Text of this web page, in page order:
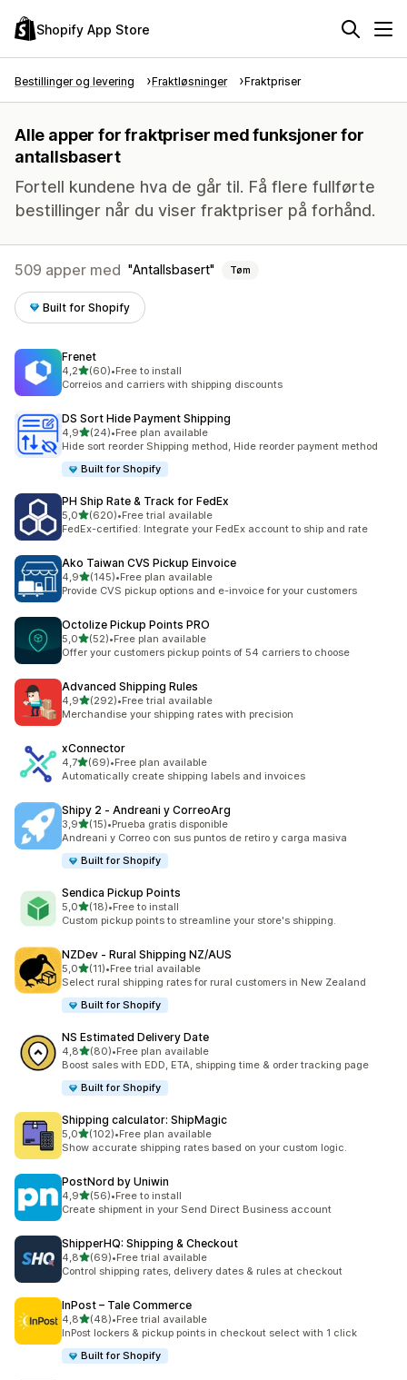
Shopify App Store
Bestillinger og levering Fraktløsninger Fraktpriser
Alle apper for fraktpriser med funksjoner for
antallsbasert
Fortell kundene hva de går til. Få flere fullførte
bestillinger når du viser fraktpriser på forhånd.
509 apper med Antallsbasert Tøm
Built for Shopify
Frenet
4,2av 5 stjerner
(60)
Totalt 60 omtaler
•Free to install
Correios and carriers with shipping discounts
DS Sort Hide Payment Shipping
4,9av 5 stjerner
(24)
Totalt 24 omtaler
•Free plan available
Hide sort reorder Shipping method, Hide reorder payment method
Built for Shopify
PH Ship Rate & Track for FedEx
5,0av 5 stjerner
(620)
Totalt 620 omtaler
•Free trial available
FedEx-certified: Integrate your FedEx account to ship and rate
Ako Taiwan CVS Pickup Einvoice
4,9av 5 stjerner
(145)
Totalt 145 omtaler
•Free plan available
Provide CVS pickup options and e-invoice for your customers
Octolize Pickup Points PRO
5,0av 5 stjerner
(52)
Totalt 52 omtaler
•Free plan available
Offer your customers pickup points of 54 carriers to choose
Advanced Shipping Rules
4,9av 5 stjerner
(292)
Totalt 292 omtaler
•Free trial available
Merchandise your shipping rates with precision
xConnector
4,7av 5 stjerner
(69)
Totalt 69 omtaler
•Free plan available
Automatically create shipping labels and invoices
Shipy 2 ‑ Andreani y CorreoArg
3,9av 5 stjerner
(15)
Totalt 15 omtaler
•Prueba gratis disponible
Andreani y Correo con sus puntos de retiro y carga masiva
Built for Shopify
Sendica Pickup Points
5,0av 5 stjerner
(18)
Totalt 18 omtaler
•Free to install
Custom pickup points to streamline your store's shipping.
NZDev ‑ Rural Shipping NZ/AUS
5,0av 5 stjerner
(11)
Totalt 11 omtaler
•Free trial available
Select rural shipping rates for rural customers in New Zealand
Built for Shopify
NS Estimated Delivery Date
4,8av 5 stjerner
(80)
Totalt 80 omtaler
•Free plan available
Boost sales with EDD, ETA, shipping time & order tracking page
Built for Shopify
Shipping calculator: ShipMagic
5,0av 5 stjerner
(102)
Totalt 102 omtaler
•Free plan available
Show accurate shipping rates based on your custom logic.
PostNord by Uniwin
4,9av 5 stjerner
(56)
Totalt 56 omtaler
•Free to install
Create shipment in your Send Direct Business account
ShipperHQ: Shipping & Checkout
4,8av 5 stjerner
(69)
Totalt 69 omtaler
•Free trial available
Control shipping rates, delivery dates & rules at checkout
InPost – Tale Commerce
4,8av 5 stjerner
(48)
Totalt 48 omtaler
•Free trial available
InPost lockers & pickup points in checkout select with 1 click
Built for Shopify